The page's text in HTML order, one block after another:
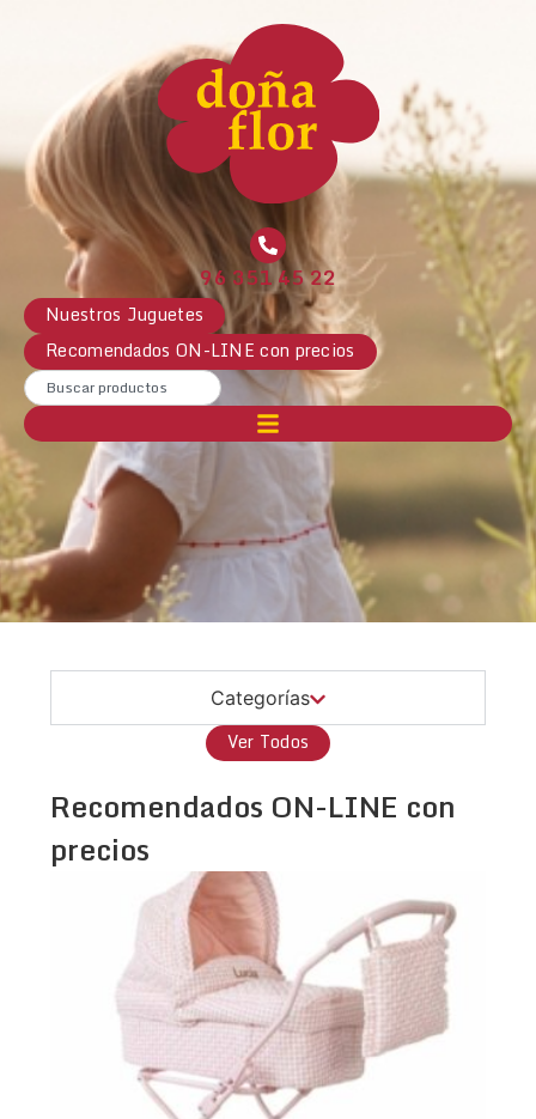
Nuestros Juguetes
Recomendados ON-LINE con precios
96 351 45 22
Categorías
Ver Todos
Recomendados ON-LINE con
precios